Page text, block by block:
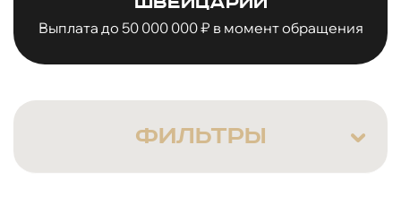
Выплата до 50 000 000 ₽ в момент обращения
ФИЛЬТРЫ